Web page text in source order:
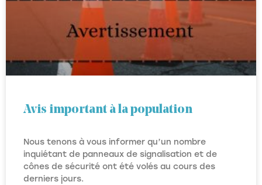
Avis important à la population
Nous tenons à vous informer qu’un nombre
inquiétant de panneaux de signalisation et de
cônes de sécurité ont été volés au cours des
derniers jours.